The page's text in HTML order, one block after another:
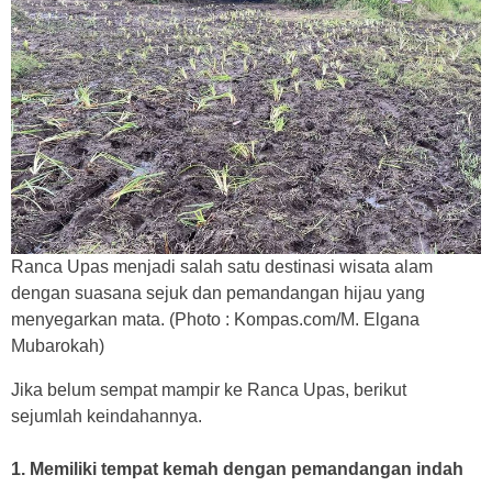
Ranca Upas menjadi salah satu destinasi wisata alam
dengan suasana sejuk dan pemandangan hijau yang
menyegarkan mata. (Photo : Kompas.com/M. Elgana
Mubarokah)
Jika belum sempat mampir ke Ranca Upas, berikut
sejumlah keindahannya.
1. Memiliki tempat kemah dengan pemandangan indah